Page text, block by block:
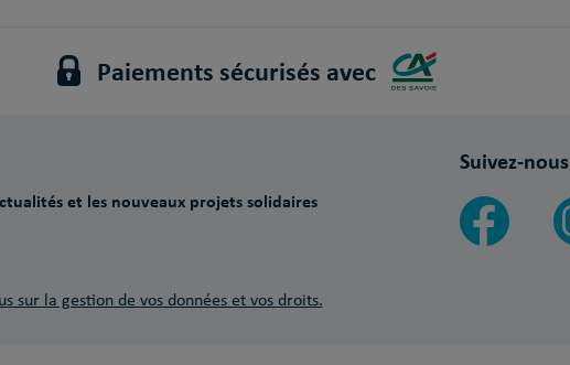
Paiements sécurisés avec
et les nouveaux projets solidaires
sur la gestion de vos données et vos droits.
Suivez-nous